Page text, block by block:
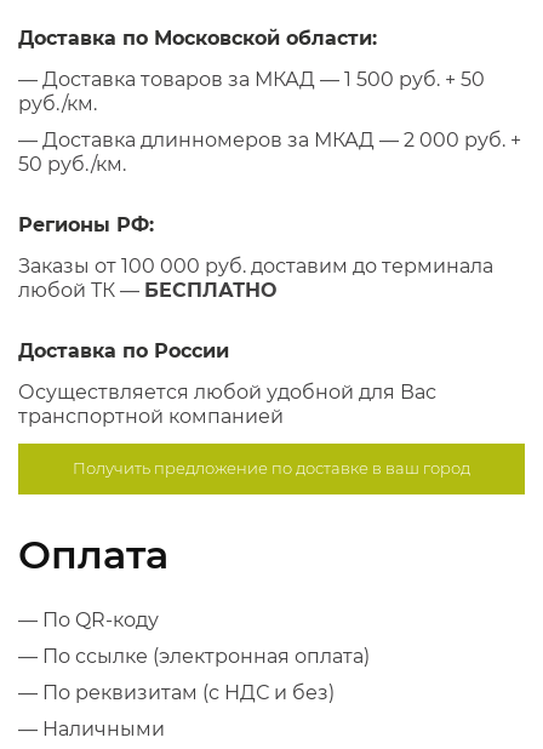
Доставка по Московской области:
— Доставка товаров за МКАД — 1 500 руб. + 50
руб./км.
— Доставка длинномеров за МКАД — 2 000 руб. +
50 руб./км.
Регионы РФ:
Заказы от 100 000 руб. доставим до терминала
любой ТК — БЕСПЛАТНО
Доставка по России
Осуществляется любой удобной для Вас
транспортной компанией
Получить предложение подоставке в ваш город
Оплата
— По QR-коду
— По ссылке (электронная оплата)
— По реквизитам (с НДС и без)
— Наличными